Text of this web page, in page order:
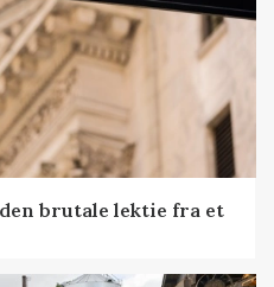
brutale lektie fra et